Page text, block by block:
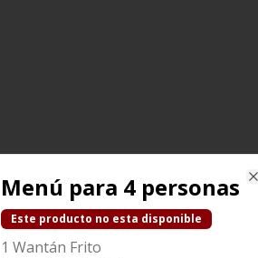
Menú para 4 personas
Este producto no esta disponible
1 Wantán Frito